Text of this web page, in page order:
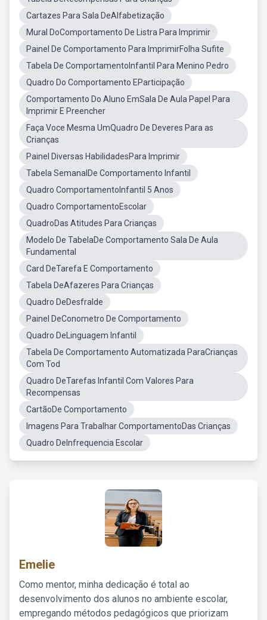
Cartazes Para Sala DeAlfabetização
Mural DoComportamento De Listra Para Imprimir
Painel De Comportamento Para ImprimirFolha Sufite
Tabela De ComportamentoInfantil Para Menino Pedro
Quadro Do Comportamento EParticipação
Comportamento Do Aluno EmSala De Aula Papel Para
Imprimir E Preencher
Faça Voce Mesma UmQuadro De Deveres Para as
Crianças
Painel Diversas HabilidadesPara Imprimir
Tabela SemanalDe Comportamento Infantil
Quadro ComportamentoInfantil 5 Anos
Quadro ComportamentoEscolar
QuadroDas Atitudes Para Crianças
Modelo De TabelaDe Comportamento Sala De Aula
Fundamental
Card DeTarefa E Comportamento
Tabela DeAfazeres Para Crianças
Quadro DeDesfralde
Painel DeConometro De Comportamento
Quadro DeLinguagem Infantil
Tabela De Comportamento Automatizada ParaCrianças
Com Tod
Quadro DeTarefas Infantil Com Valores Para
Recompensas
CartãoDe Comportamento
Imagens Para Trabalhar ComportamentoDas Crianças
Quadro DeInfrequencia Escolar
Emelie
Como mentor, minha dedicação é total ao
desenvolvimento dos alunos no ambiente escolar,
empregando métodos pedagógicos que priorizam